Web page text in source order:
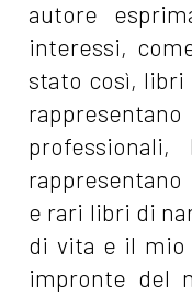
autore
interessi,
stato così, libri
e rari libri di
di vita e il mio
impronte del